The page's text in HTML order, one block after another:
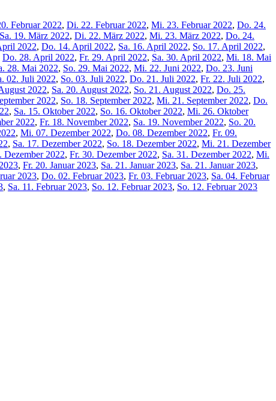
Februar 2022, Di. 22. Februar 2022, Mi. 23. Februar 2022, Do. 24.
Sa. 19. März 2022, Di. 22. März 2022, Mi. 23. März 2022, Do. 24.
2022, Do. 14. April 2022, Sa. 16. April 2022, So. 17. April 2022,
Do. 28. April 2022, Fr. 29. April 2022, Sa. 30. April 2022, Mi. 18. Mai
28. Mai 2022, So. 29. Mai 2022, Mi. 22. Juni 2022, Do. 23. Juni
02. Juli 2022, So. 03. Juli 2022, Do. 21. Juli 2022, Fr. 22. Juli 2022,
2022, Sa. 20. August 2022, So. 21. August 2022, Do. 25.
2022, So. 18. September 2022, Mi. 21. September 2022, Do.
, Sa. 15. Oktober 2022, So. 16. Oktober 2022, Mi. 26. Oktober
2022, Fr. 18. November 2022, Sa. 19. November 2022, So. 20.
, Mi. 07. Dezember 2022, Do. 08. Dezember 2022, Fr. 09.
, Sa. 17. Dezember 2022, So. 18. Dezember 2022, Mi. 21. Dezember
Dezember 2022, Fr. 30. Dezember 2022, Sa. 31. Dezember 2022, Mi.
, Fr. 20. Januar 2023, Sa. 21. Januar 2023, Sa. 21. Januar 2023,
2023, Do. 02. Februar 2023, Fr. 03. Februar 2023, Sa. 04. Februar
, Sa. 11. Februar 2023, So. 12. Februar 2023, So. 12. Februar 2023